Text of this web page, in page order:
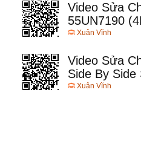
Video Sửa
55UN7190
Xuân Vĩnh
Video Sửa
Side By Side
Xuân Vĩnh